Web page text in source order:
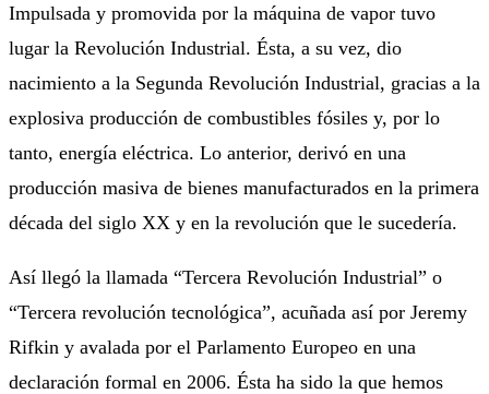
Impulsada y promovida por la máquina de vapor tuvo
lugar la Revolución Industrial. Ésta, a su vez, dio
nacimiento a la Segunda Revolución Industrial, gracias a la
explosiva producción de combustibles fósiles y, por lo
tanto, energía eléctrica. Lo anterior, derivó en una
producción masiva de bienes manufacturados en la primera
década del siglo XX y en la revolución que le sucedería.
Así llegó la llamada “Tercera Revolución Industrial” o
“Tercera revolución tecnológica”, acuñada así por Jeremy
Rifkin y avalada por el Parlamento Europeo en una
declaración formal en 2006. Ésta ha sido la que hemos